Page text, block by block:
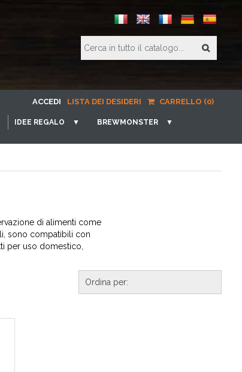
ACCEDI LISTA DEI DESIDERI CARRELLO (0)
IDEE REGALO ▼ BREWMONSTER
▼
di alimenti come
sono compatibili con
per uso domestico,